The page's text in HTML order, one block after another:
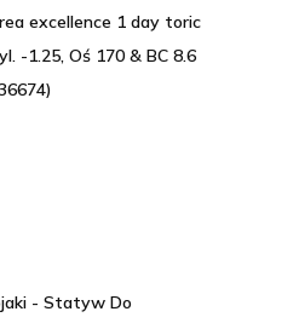
excellence 1 day toric
-1.25, Oś 170 & BC 8.6
- Statyw Do